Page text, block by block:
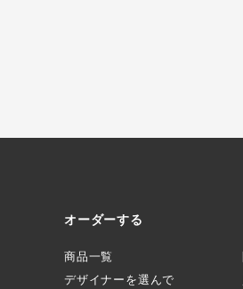
オーダーする
商品一覧
デザイナーを選んで